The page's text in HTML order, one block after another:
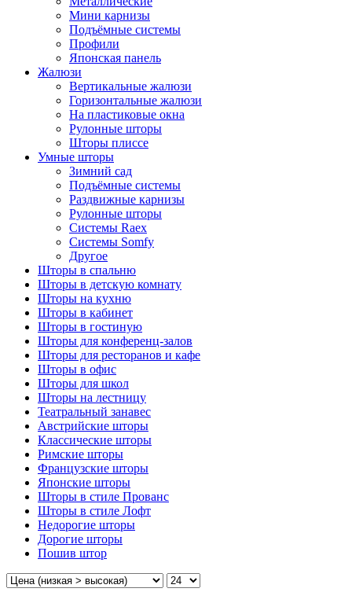
Мини карнизы
Подъёмные системы
Профили
Японская панель
Жалюзи
Вертикальные жалюзи
Горизонтальные жалюзи
На пластиковые окна
Рулонные шторы
Шторы плиссе
Умные шторы
Зимний сад
Подъёмные системы
Раздвижные карнизы
Рулонные шторы
Системы Raex
Системы Somfy
Другое
Шторы в спальню
Шторы в детскую комнату
Шторы на кухню
Шторы в кабинет
Шторы в гостиную
Шторы для конференц-залов
Шторы для ресторанов и кафе
Шторы в офис
Шторы для школ
Шторы на лестницу
Театральный занавес
Австрийские шторы
Классические шторы
Римские шторы
Французские шторы
Японские шторы
Шторы в стиле Прованс
Шторы в стиле Лофт
Недорогие шторы
Дорогие шторы
Пошив штор